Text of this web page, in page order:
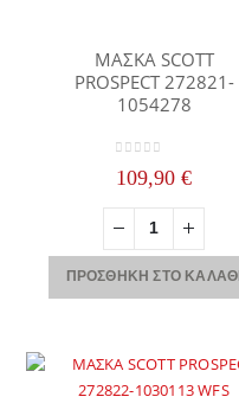
ΜΑΣΚΑ SCOTT
PROSPECT 272821-
1054278
109,90€
ΠΡΟΣΘΉΚΗ ΣΤΟ ΚΑΛΆΘΙ